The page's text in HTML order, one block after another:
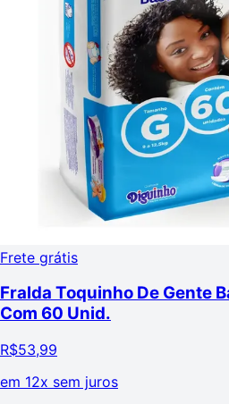
Frete grátis
Fralda Toquinho De Gente
Com 60 Unid.
R$53,99
em 12x sem juros